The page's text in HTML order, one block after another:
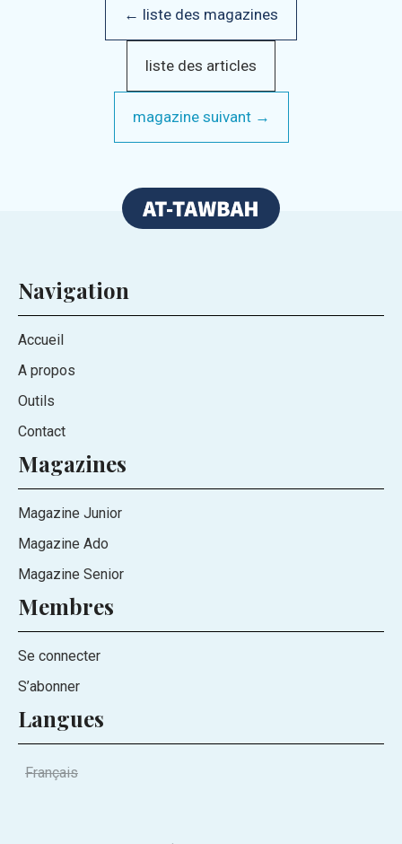
← liste des magazines
liste des articles
magazine suivant →
Navigation
Accueil
A propos
Outils
Contact
Magazines
Magazine Junior
Magazine Ado
Magazine Senior
Membres
Se connecter
S’abonner
Langues
Français